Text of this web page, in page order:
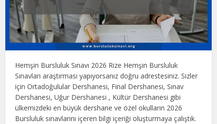
Hemşin Bursluluk Sınavı 2026 Rize Hemşin Bursluluk
Sınavları araştırması yapıyorsanız doğru adrestesiniz. Sizler
için Ortadoğulular Dershanesi, Final Dershanesi, Sınav
Dershanesi, Uğur Dershanesi , Kültür Dershanesi gibi
ülkemizdeki en büyük dershane ve özel okulların 2026
Bursluluk sınavlarını içeren bilgi içeriği oluşturmaya çalıştık.